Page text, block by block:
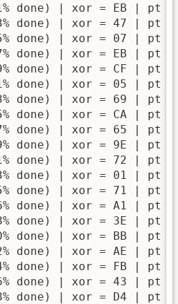
done) | xor = EB | pt
done) | xor = 47 | pt
done) | xor = 07 | pt =
done) | xor = EB | pt
done) | xor = CF | pt
done) | xor = 05 | pt
done) | xor = 69 | pt
done) | xor = CA | pt
done) | xor = 65 | pt
done) | xor = 9E | pt
done) | xor = 72 | pt
done) | xor = 01 | pt
done) | xor = 71 | pt
done) | xor = A1 | pt
done) | xor = 3E | pt
done) | xor = BB | pt
done) | xor = AE | pt
done) | xor = FB | pt
done) | xor = 43 | pt
done) | xor = D4 | pt